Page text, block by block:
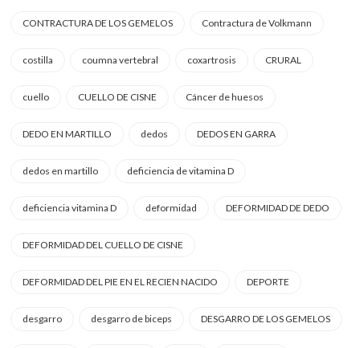
CONTRACTURA DE LOS GEMELOS Contractura de Volkmann
costilla coumna vertebral coxartrosis CRURAL
cuello CUELLO DE CISNE Cáncer de huesos
DEDO EN MARTILLO dedos DEDOS EN GARRA
dedos en martillo deficiencia de vitamina D
deficiencia vitamina D deformidad DEFORMIDAD DE DEDO
DEFORMIDAD DEL CUELLO DE CISNE
DEFORMIDAD DEL PIE EN EL RECIEN NACIDO DEPORTE
desgarro desgarro de biceps DESGARRO DE LOS GEMELOS